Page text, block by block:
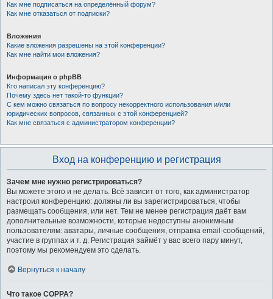
Как мне подписаться на определённый форум?
Как мне отказаться от подписки?
Вложения
Какие вложения разрешены на этой конференции?
Как мне найти мои вложения?
Информация о phpBB
Кто написал эту конференцию?
Почему здесь нет такой-то функции?
С кем можно связаться по вопросу некорректного использования и/или
юридических вопросов, связанных с этой конференцией?
Как мне связаться с администратором конференции?
Вход на конференцию и регистрация
Зачем мне нужно регистрироваться?
Вы можете этого и не делать. Всё зависит от того, как администратор
настроил конференцию: должны ли вы зарегистрироваться, чтобы
размещать сообщения, или нет. Тем не менее регистрация даёт вам
дополнительные возможности, которые недоступны анонимным
пользователям: аватары, личные сообщения, отправка email-сообщений,
участие в группах и т. д. Регистрация займёт у вас всего пару минут,
поэтому мы рекомендуем это сделать.
Вернуться к началу
Что такое COPPA?